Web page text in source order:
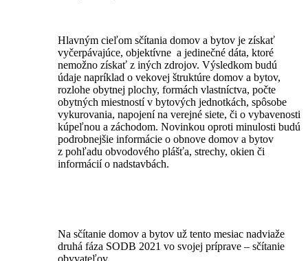
Hlavným cieľom sčítania domov a bytov je získať
vyčerpávajúce, objektívne a jedinečné dáta, ktoré
nemožno získať z iných zdrojov. Výsledkom budú
údaje napríklad o vekovej štruktúre domov a bytov,
rozlohe obytnej plochy, formách vlastníctva, počte
obytných miestností v bytových jednotkách, spôsobe
vykurovania, napojení na verejné siete, či o vybavenosti
kúpeľnou a záchodom. Novinkou oproti minulosti budú
podrobnejšie informácie o obnove domov a bytov
z pohľadu obvodového plášťa, strechy, okien či
informácií o nadstavbách.
Na sčítanie domov a bytov už tento mesiac nadviaže
druhá fáza SODB 2021 vo svojej príprave – sčítanie
obyvateľov.